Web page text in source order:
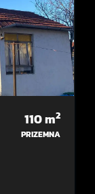
110m2
PRIZEMNA